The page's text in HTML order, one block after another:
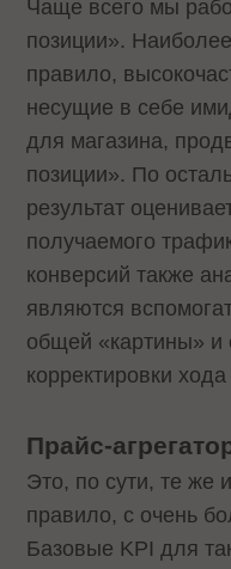
Чаще всего мы
позиции».
правило,
несущие в себе
для магазина,
позиции». По
результат
получаемого
конверсий также
являются
общей «картины» и
корректировки
Прайс-
Это, по сути, те же
правило, с очень
Базовые KPI для